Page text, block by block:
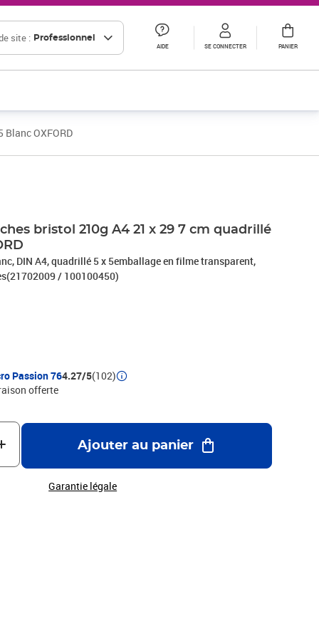
site : Professionnel
AIDE SE CONNECTER PANIER
OXFORD
bristol 210g A4 21 x 29 7 cm quadrillé
DIN A4, quadrillé 5 x 5emballage en filme transparent,
/ 100100450)
Passion 764.27/5(102)
offerte
Ajouter au panier
Garantie légale